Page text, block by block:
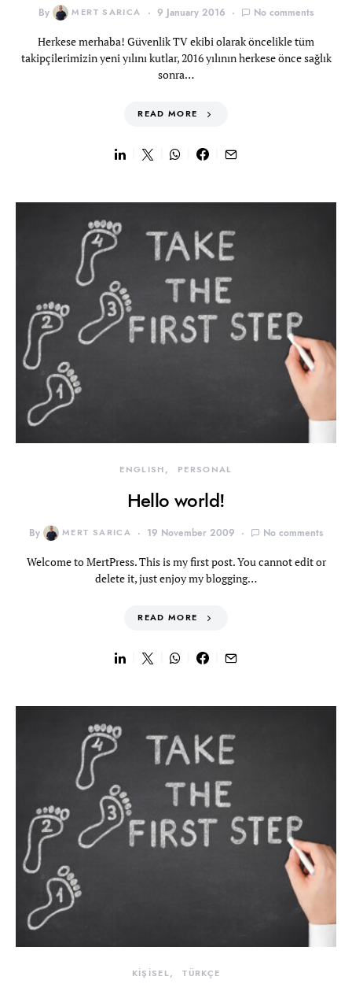
By MERT SARICA 9 January 2016 No comments
Herkese merhaba! Güvenlik TV ekibi olarak öncelikle tüm
takipçilerimizin yeni yılını kutlar, 2016 yılının herkese önce sağlık
sonra…
READ MORE
ENGLISH PERSONAL
Hello world!
By MERT SARICA 19 November 2009 No comments
Welcome to MertPress. This is my first post. You cannot edit or
delete it, just enjoy my blogging…
READ MORE
KİŞİSEL TÜRKÇE